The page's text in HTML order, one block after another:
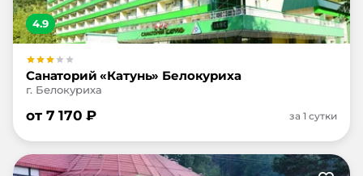
4.9
Санаторий «Катунь» Белокуриха
г. Белокуриха
от 7 170 ₽ за 1 сутки